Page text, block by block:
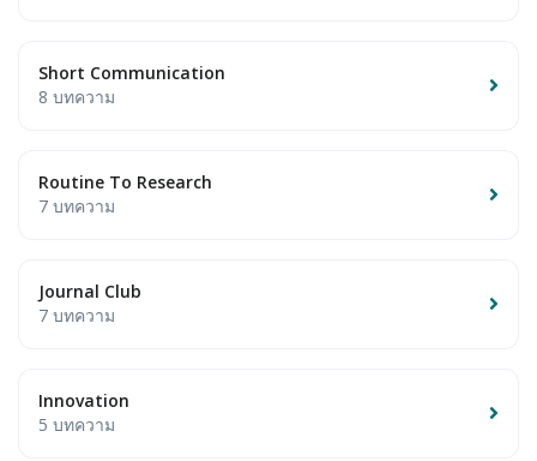
Short Communication
8 บทความ
Routine To Research
7 บทความ
Journal Club
7 บทความ
Innovation
5 บทความ